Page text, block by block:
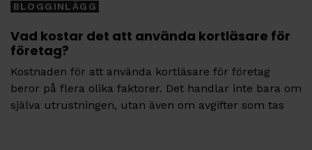
BLOGGINLÄGG
Vad kostar det att använda kortläsare för
företag?
Kostnaden för att använda kortläsare för företag
beror på flera olika faktorer. Det handlar inte bara om
själva utrustningen, utan även om avgifter som tas